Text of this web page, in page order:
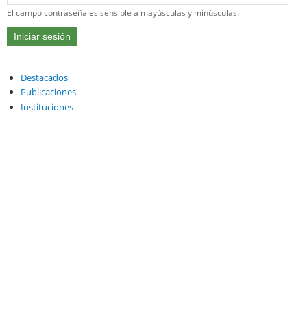
El campo contraseña es sensible a mayúsculas y minúsculas.
Destacados
Publicaciones
Instituciones